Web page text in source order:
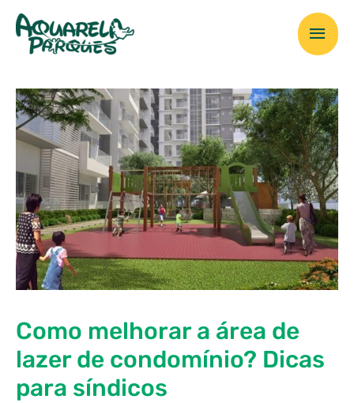
para
conteúdo
Como melhorar a área de
lazer de condomínio? Dicas
para síndicos